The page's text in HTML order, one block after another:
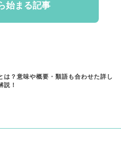
始まる記事
は？意味や概要・類語も合わせた詳し
説！